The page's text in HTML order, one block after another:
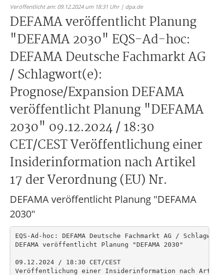
Veröffentlicht am: 09.12.2024 um 18:31 Uhr | dpa.de
DEFAMA veröffentlicht Planung
"DEFAMA 2030" EQS-Ad-hoc:
DEFAMA Deutsche Fachmarkt AG
/ Schlagwort(e):
Prognose/Expansion DEFAMA
veröffentlicht Planung "DEFAMA
2030" 09.12.2024 / 18:30
CET/CEST Veröffentlichung einer
Insiderinformation nach Artikel
17 der Verordnung (EU) Nr.
DEFAMA veröffentlicht Planung "DEFAMA
2030"
EQS-Ad-hoc: DEFAMA Deutsche Fachmarkt AG /
DEFAMA veröffentlicht Planung "DEFAMA 2030"
09.12.2024 / 18:30 CET/CEST
Veröffentlichung einer Insiderinformation nach